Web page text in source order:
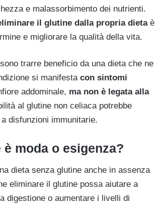
e malassorbimento dei nutrienti.
il glutine dalla propria dietaè
e migliorare la qualità della vita.
trarre beneficio da una dieta che ne
si manifesta con sintomi
addominale, ma non è legata alla
al glutine non celiaca potrebbe
disfunzioni immunitarie.
moda o esigenza?
dieta senza glutine anche in assenza
eliminare il glutine possa aiutare a
digestione o aumentare i livelli di